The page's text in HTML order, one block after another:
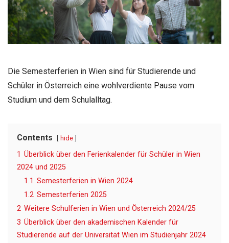
Die Semesterferien in Wien sind für Studierende und
Schüler in Österreich eine wohlverdiente Pause vom
Studium und dem Schulalltag.
Contents hide
1 Überblick über den Ferienkalender für Schüler in Wien
2024 und 2025
1.1 Semesterferien in Wien 2024
1.2 Semesterferien 2025
2 Weitere Schulferien in Wien und Österreich 2024/25
3 Überblick über den akademischen Kalender für
Studierende auf der Universität Wien im Studienjahr 2024